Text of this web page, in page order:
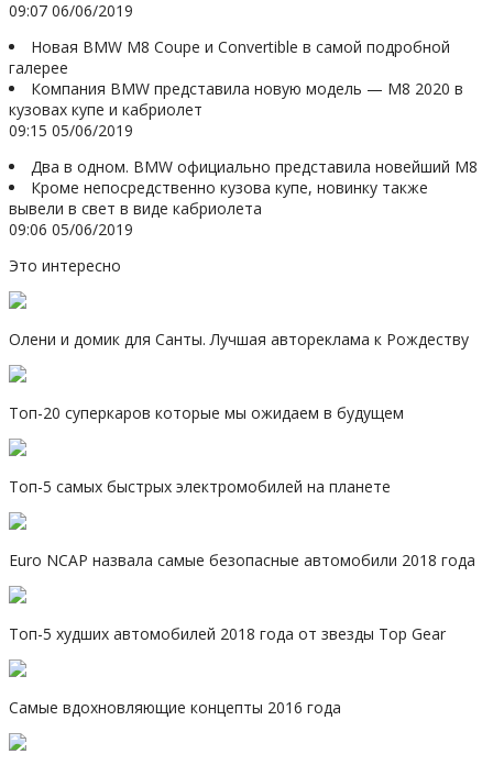
09:07 06/06/2019
Новая BMW M8 Coupe и Convertible в самой подробной
галерее
Компания BMW представила новую модель — M8 2020 в
кузовах купе и кабриолет
09:15 05/06/2019
Два в одном. BMW официально представила новейший M8
Кроме непосредственно кузова купе, новинку также
вывели в свет в виде кабриолета
09:06 05/06/2019
Это интересно
Олени и домик для Санты. Лучшая автореклама к Рождеству
Топ-20 суперкаров которые мы ожидаем в будущем
Топ-5 самых быстрых электромобилей на планете
Euro NCAP назвала самые безопасные автомобили 2018 года
Топ-5 худших автомобилей 2018 года от звезды Top Gear
Самые вдохновляющие концепты 2016 года